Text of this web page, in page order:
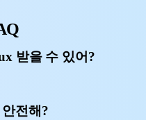
받을 수 있어?
전해?